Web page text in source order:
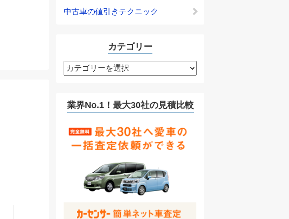
中古車の値引きテクニック
カテゴリー
カ
テ
リ
ー
業界No.1！最大30社の見積比較